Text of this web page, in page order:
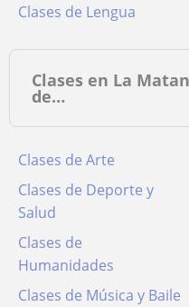
Clases de Lengua
Clases en La
de…
Clases de Arte
Clases de Deporte y
Salud
Clases de
Humanidades
Clases de Música y Baile